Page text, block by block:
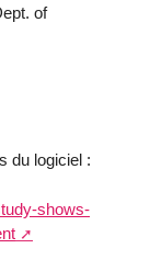
of
du logiciel :
shows-